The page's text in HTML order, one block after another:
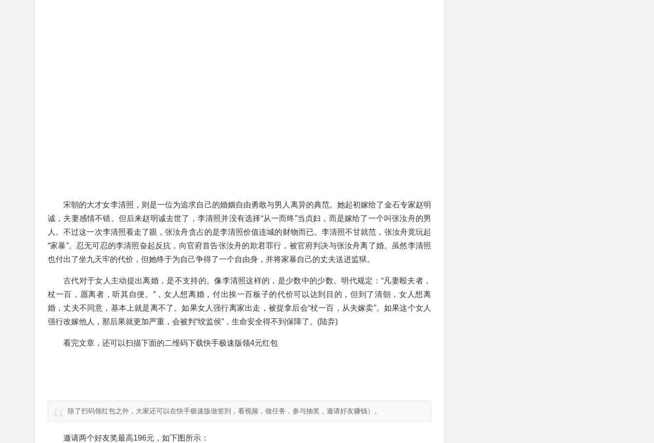
宋朝的大才女李清照，则是一位为追求自己的婚姻自由勇敢与男人离异的典范。她起初嫁给了金石专家赵明
诚，夫妻感情不错。但后来赵明诚去世了，李清照并没有选择“从一而终”当贞妇，而是嫁给了一个叫张汝舟的男
人。不过这一次李清照看走了眼，张汝舟贪占的是李清照价值连城的财物而已。李清照不甘就范，张汝舟竟玩起
“家暴”。忍无可忍的李清照奋起反抗，向官府首告张汝舟的欺君罪行，被官府判决与张汝舟离了婚。虽然李清照
也付出了坐九天牢的代价，但她终于为自己争得了一个自由身，并将家暴自己的丈夫送进监狱。
古代对于女人主动提出离婚，是不支持的。像李清照这样的，是少数中的少数。明代规定：“凡妻殴夫者，
杖一百，愿离者，听其自便。”，女人想离婚，付出挨一百板子的代价可以达到目的，但到了清朝，女人想离
婚，丈夫不同意，基本上就是离不了。如果女人强行离家出走，被捉拿后会“杖一百，从夫嫁卖”。如果这个女人
强行改嫁他人，那后果就更加严重，会被判“绞监侯”，生命安全得不到保障了。(陆弃)
看完文章，还可以扫描下面的二维码下载快手极速版领4元红包
除了扫码领红包之外，大家还可以在快手极速版做签到，看视频，做任务，参与抽奖，邀请好友赚钱）。
邀请两个好友奖最高196元，如下图所示：